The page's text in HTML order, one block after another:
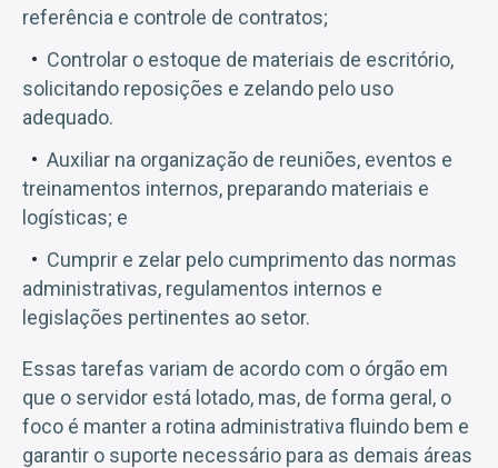
referência e controle de contratos;
Controlar o estoque de materiais de escritório,
solicitando reposições e zelando pelo uso
adequado.
Auxiliar na organização de reuniões, eventos e
treinamentos internos, preparando materiais e
logísticas; e
Cumprir e zelar pelo cumprimento das normas
administrativas, regulamentos internos e
legislações pertinentes ao setor.
Essas tarefas variam de acordo com o órgão em
que o servidor está lotado, mas, de forma geral, o
foco é manter a rotina administrativa fluindo bem e
garantir o suporte necessário para as demais áreas